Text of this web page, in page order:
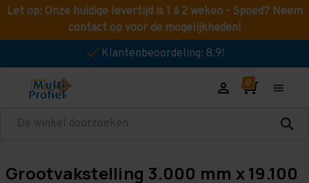
Let op: Onze huidige levertijd is 1 á 2 weken - Spoed? Neem
contact op voor de mogelijkheden!
Klantenbeoordeling: 8,9!
Zoeken
Grootvakstelling 3.000 mm x 19.100